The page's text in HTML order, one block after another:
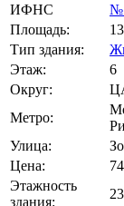
ИФНС
№
Площадь:
Тип здания:
Этаж:
6
Округ:
Метро:
Улица:
Цена:
Этажность
здания:
23